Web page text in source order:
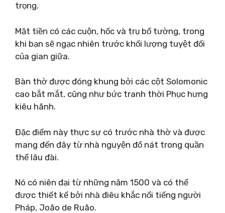
trọng.
Mặt tiền có các cuộn, hốc và trụ bổ tường, trong
khi bạn sẽ ngạc nhiên trước khối lượng tuyệt đối
của gian giữa.
Bàn thờ được đóng khung bởi các cột Solomonic
cao bắt mắt, cũng như bức tranh thời Phục hưng
kiêu hãnh.
Đặc điểm này thực sự có trước nhà thờ và được
mang đến đây từ nhà nguyện đổ nát trong quần
thể lâu đài.
Nó có niên đại từ những năm 1500 và có thể
được thiết kế bởi nhà điêu khắc nổi tiếng người
Pháp, João de Ruão.